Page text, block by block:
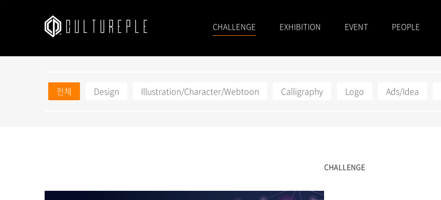
CHALLENGE EXHIBITION EVENT PEOPLE
전체 Design Illustration/Character/Webtoon Calligraphy Logo Ads/Idea
CHALLENGE